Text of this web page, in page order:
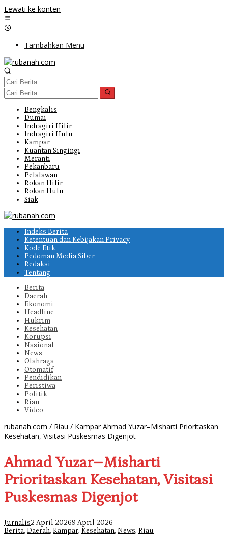
Lewati ke konten
Tambahkan Menu
Bengkalis
Dumai
Indragiri Hilir
Indragiri Hulu
Kampar
Kuantan Singingi
Meranti
Pekanbaru
Pelalawan
Rokan Hilir
Rokan Hulu
Siak
Indeks Berita
Ketentuan dan Kebijakan Privacy
Kode Etik
Pedoman Media Siber
Redaksi
Tentang
Berita
Daerah
Ekonomi
Headline
Hukrim
Kesehatan
Korupsi
Nasional
News
Olahraga
Otomatif
Pendidikan
Peristiwa
Politik
Riau
Video
rubanah.com / Riau / Kampar Ahmad Yuzar–Misharti Prioritaskan
Kesehatan, Visitasi Puskesmas Digenjot
Ahmad Yuzar–Misharti
Prioritaskan Kesehatan, Visitasi
Puskesmas Digenjot
Jurnalis2 April 20269 April 2026
Berita, Daerah, Kampar, Kesehatan, News, Riau